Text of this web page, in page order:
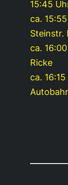
15:45
ca.
Steinstr.
ca.
Ricke
ca.